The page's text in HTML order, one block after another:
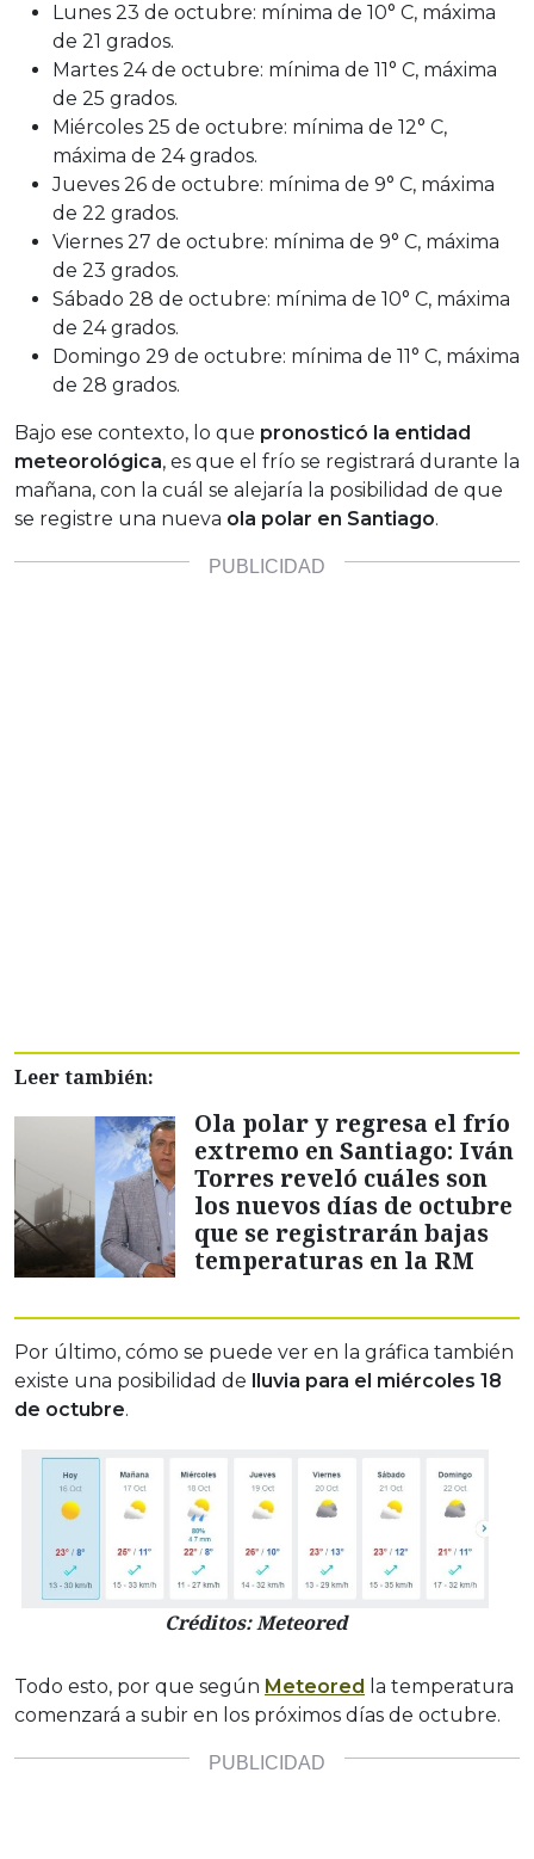
Lunes 23 de octubre: mínima de 10° C, máxima
de 21 grados.
Martes 24 de octubre: mínima de 11° C, máxima
de 25 grados.
Miércoles 25 de octubre: mínima de 12° C,
máxima de 24 grados.
Jueves 26 de octubre: mínima de 9° C, máxima
de 22 grados.
Viernes 27 de octubre: mínima de 9° C, máxima
de 23 grados.
Sábado 28 de octubre: mínima de 10° C, máxima
de 24 grados.
Domingo 29 de octubre: mínima de 11° C, máxima
de 28 grados.
Bajo ese contexto, lo que pronosticó la entidad
meteorológica, es que el frío se registrará durante la
mañana, con la cuál se alejaría la posibilidad de que
se registre una nueva ola polar en Santiago.
Leer también:
Ola polar y regresa el frío
extremo en Santiago: Iván
Torres reveló cuáles son
los nuevos días de octubre
que se registrarán bajas
temperaturas en la RM
Por último, cómo se puede ver en la gráfica también
existe una posibilidad de
lluvia para el miércoles 18
de octubre.
Créditos: Meteored
Todo esto, por que según Meteored la temperatura
comenzará a subir en los próximos días de octubre.